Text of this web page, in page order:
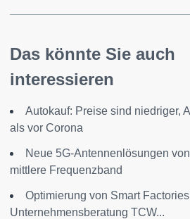
Das könnte Sie auch
interessieren
Autokauf: Preise sind niedriger,
als vor Corona
Neue 5G-Antennenlösungen
mittlere Frequenzband
Optimierung von Smart
Unternehmensberatung TCW...